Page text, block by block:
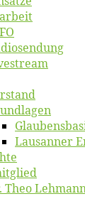
Lausan­ner
Theo